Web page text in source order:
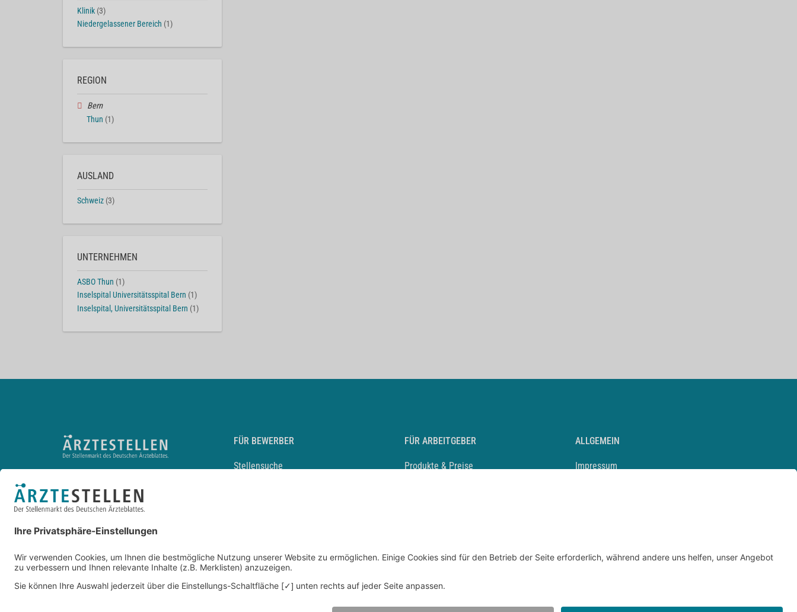
Klinik (3)
Niedergelassener Bereich (1)
REGION
Bern
Thun (1)
AUSLAND
Schweiz (3)
UNTERNEHMEN
ASBO Thun (1)
Inselspital Universitätsspital Bern (1)
Inselspital, Universitätsspital Bern (1)
FÜR BEWERBER
Stellensuche
Durchsuchen Sie den Stellenkatalog
FÜR ARBEITGEBER
Produkte & Preise
ALLGEMEIN
Impressum